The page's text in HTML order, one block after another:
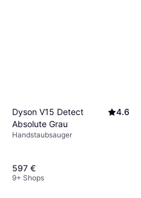
Dyson V15 Detect
Absolute Grau
4.6
Handstaubsauger
597 €
9+ Shops